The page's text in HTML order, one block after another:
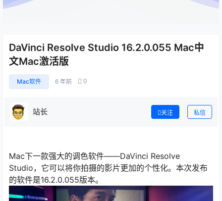
DaVinci Resolve Studio 16.2.0.055 Mac中
文Mac激活版
Mac软件 6 年前 0
站长 关注 私信
Mac下一款强大的调色软件——DaVinci Resolve
Studio，它可以将你拍摄的影片更加的个性化。本次发布
的软件是16.2.0.055版本。